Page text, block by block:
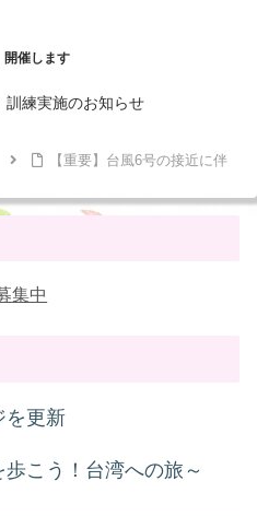
開催します
訓練実施のお知らせ
【重要】台風6号の接近に伴
集中
更新
歩こう！台湾への旅～